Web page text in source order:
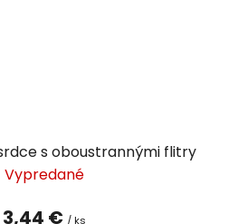
s oboustrannými flitry
Vypredané
3,44 € / ks